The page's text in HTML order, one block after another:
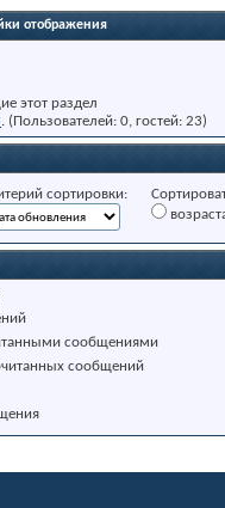
отображения
этот раздел
. (Пользователей: 0, гостей: 23)
сортировки:
сообщениями
сообщений